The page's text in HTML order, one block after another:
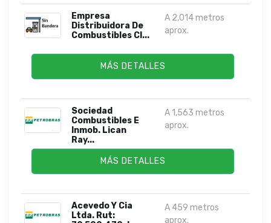
Empresa
Distribuidora De
Combustibles Cl...
A 2,014 metros
aprox.
MÁS DETALLES
Sociedad
Combustibles E
Inmob. Lican
Ray...
A 1,563 metros
aprox.
MÁS DETALLES
Acevedo Y Cia
Ltda. Rut:
A 459 metros
aprox.